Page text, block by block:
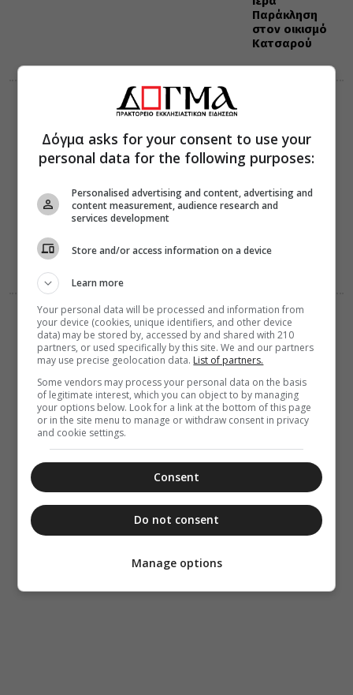
Παράκληση
στον οικισμό
Κατσαρού
Ο Ελληνικός
Ερυθρός
Σταυρός
τους
πυρόπληκτους
στήριξης της
ΔΙΑΛΟΓΟΣ
07 Αυγούστου 2026
13:42
Ο Αββάς
Σισώης, ο
Μέγας
Δόγμα asks for your consent to use your
personal data for the following purposes:
Personalised advertising and content, advertising and
content measurement, audience research and
services development
Store and/or access information on a device
Learn more
Your personal data will be processed and information from
your device (cookies, unique identifiers, and other device
data) may be stored by, accessed by and shared with 210
partners, or used specifically by this site. We and our partners
may use precise geolocation data. List of partners.
Some vendors may process your personal data on the basis
of legitimate interest, which you can object to by managing
your options below. Look for a link at the bottom of this page
or in the site menu to manage or withdraw consent in privacy
and cookie settings.
Consent
Do not consent
Manage options